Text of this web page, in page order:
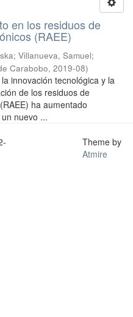
en los residuos de
(RAEE)
; Villanueva, Samuel;
Carabobo, 2019-08)
innovación tecnológica y la
de los residuos de
ha aumentado
nuevo ...
Theme by
Atmire